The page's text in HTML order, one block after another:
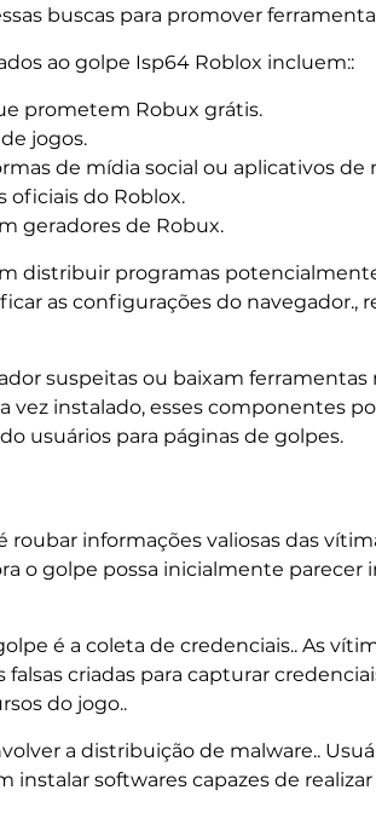
buscas para promover
ao golpe Isp64 Roblox incluem::
prometem Robux grátis.
jogos.
de mídia social ou aplicativos de
oficiais do Roblox.
geradores de Robux.
distribuir programas
as configurações do navegador.,
suspeitas ou baixam ferramentas
vez instalado, esses componentes
usuários para páginas de golpes.
informações valiosas das
o golpe possa inicialmente parecer
é a coleta de credenciais.. As
criadas para capturar
do jogo..
a distribuição de malware..
softwares capazes de realizar